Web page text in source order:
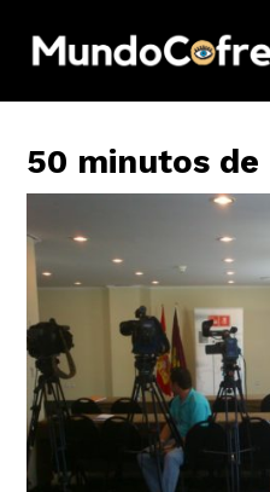
50 minutos